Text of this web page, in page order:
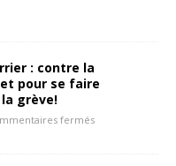
: contre la
pour se faire
grève!
fermés